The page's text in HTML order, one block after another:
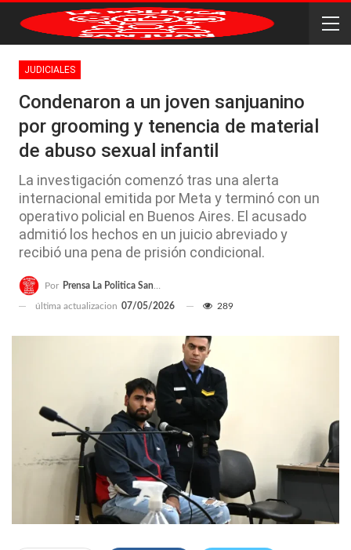
JUDICIALES
Condenaron a un joven sanjuanino
por grooming y tenencia de material
de abuso sexual infantil
La investigación comenzó tras una alerta
internacional emitida por Meta y terminó con un
operativo policial en Buenos Aires. El acusado
admitió los hechos en un juicio abreviado y
recibió una pena de prisión condicional.
Por Prensa La Politica San Juan
última actualizacion 07/05/2026 289